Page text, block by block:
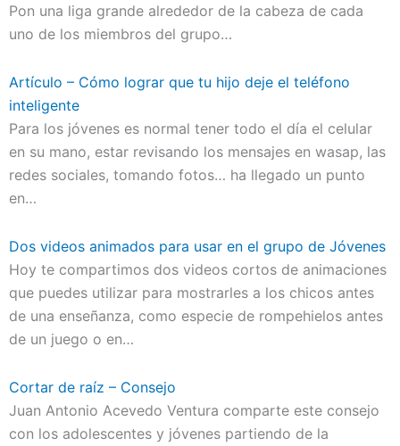
Pon una liga grande alrededor de la cabeza de cada
uno de los miembros del grupo…
Artículo – Cómo lograr que tu hijo deje el teléfono
inteligente
Para los jóvenes es normal tener todo el día el celular
en su mano, estar revisando los mensajes en wasap, las
redes sociales, tomando fotos… ha llegado un punto
en…
Dos videos animados para usar en el grupo de Jóvenes
Hoy te compartimos dos videos cortos de animaciones
que puedes utilizar para mostrarles a los chicos antes
de una enseñanza, como especie de rompehielos antes
de un juego o en…
Cortar de raíz – Consejo
Juan Antonio Acevedo Ventura comparte este consejo
con los adolescentes y jóvenes partiendo de la